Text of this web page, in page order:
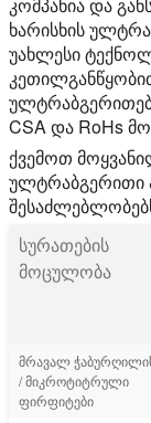
კომპანია და
ხარისხის
უახლესი
CSA და RoHs
ქვემოთ
ულტრაბგერითი
სურათების
მოცულობა
მრავალ
/ მიკროტიტრული
ფირფიტები